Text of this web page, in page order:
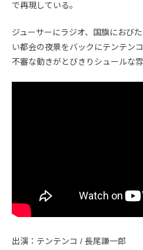
で再現している。
ジューサーにラジオ、国旗におび
い都会の夜景をバックにテンテン
不審な動きがとびきりシュールな
出演：テンテンコ / 長尾謙一郎